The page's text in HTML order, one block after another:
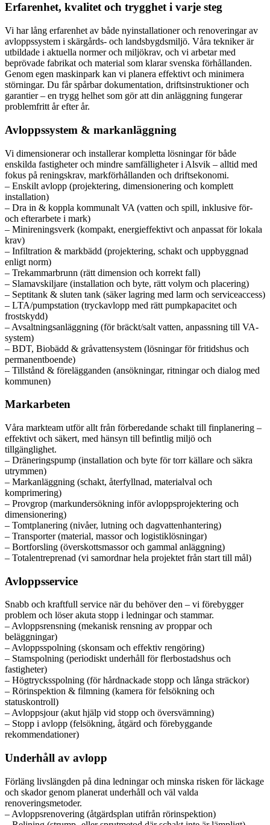
Erfarenhet, kvalitet och trygghet i varje steg
Vi har lång erfarenhet av både nyinstallationer och renoveringar av
avloppssystem i skärgårds- och landsbygdsmiljö. Våra tekniker är
utbildade i aktuella normer och miljökrav, och vi arbetar med
beprövade fabrikat och material som klarar svenska förhållanden.
Genom egen maskinpark kan vi planera effektivt och minimera
störningar. Du får spårbar dokumentation, driftsinstruktioner och
garantier – en trygg helhet som gör att din anläggning fungerar
problemfritt år efter år.
Avloppssystem & markanläggning
Vi dimensionerar och installerar kompletta lösningar för både
enskilda fastigheter och mindre samfälligheter i Alsvik – alltid med
fokus på reningskrav, markförhållanden och driftsekonomi.
– Enskilt avlopp (projektering, dimensionering och komplett
installation)
– Dra in & koppla kommunalt VA (vatten och spill, inklusive för-
och efterarbete i mark)
– Minireningsverk (kompakt, energieffektivt och anpassat för lokala
krav)
– Infiltration & markbädd (projektering, schakt och uppbyggnad
enligt norm)
– Trekammarbrunn (rätt dimension och korrekt fall)
– Slamavskiljare (installation och byte, rätt volym och placering)
– Septitank & sluten tank (säker lagring med larm och serviceaccess)
– LTA/pumpstation (tryckavlopp med rätt pumpkapacitet och
frostskydd)
– Avsaltningsanläggning (för bräckt/salt vatten, anpassning till VA-
system)
– BDT, Biobädd & gråvattensystem (lösningar för fritidshus och
permanentboende)
– Tillstånd & förelägganden (ansökningar, ritningar och dialog med
kommunen)
Markarbeten
Våra markteam utför allt från förberedande schakt till finplanering –
effektivt och säkert, med hänsyn till befintlig miljö och
tillgänglighet.
– Dräneringspump (installation och byte för torr källare och säkra
utrymmen)
– Markanläggning (schakt, återfyllnad, materialval och
komprimering)
– Provgrop (markundersökning inför avloppsprojektering och
dimensionering)
– Tomtplanering (nivåer, lutning och dagvattenhantering)
– Transporter (material, massor och logistiklösningar)
– Bortforsling (överskottsmassor och gammal anläggning)
– Totalentreprenad (vi samordnar hela projektet från start till mål)
Avloppsservice
Snabb och kraftfull service när du behöver den – vi förebygger
problem och löser akuta stopp i ledningar och stammar.
– Avloppsrensning (mekanisk rensning av proppar och
beläggningar)
– Avloppsspolning (skonsam och effektiv rengöring)
– Stamspolning (periodiskt underhåll för flerbostadshus och
fastigheter)
– Högtrycksspolning (för hårdnackade stopp och långa sträckor)
– Rörinspektion & filmning (kamera för felsökning och
statuskontroll)
– Avloppsjour (akut hjälp vid stopp och översvämning)
– Stopp i avlopp (felsökning, åtgärd och förebyggande
rekommendationer)
Underhåll av avlopp
Förläng livslängden på dina ledningar och minska risken för läckage
och skador genom planerat underhåll och väl valda
renoveringsmetoder.
– Avloppsrenovering (åtgärdsplan utifrån rörinspektion)